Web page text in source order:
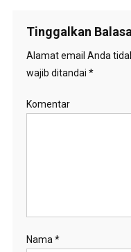
Tinggalkan
Alamat email Anda
wajib ditandai *
Komentar
Nama *